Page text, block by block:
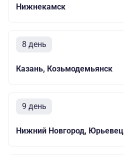
Нижнекамск
8 день
Казань, Козьмодемьянск
9 день
Нижний Новгород, Юрьевец